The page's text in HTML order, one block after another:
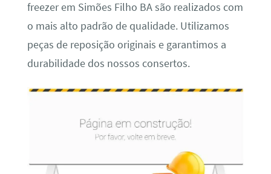
freezer em Simões Filho BA são realizados com
o mais alto padrão de qualidade. Utilizamos
peças de reposição originais e garantimos a
durabilidade dos nossos consertos.